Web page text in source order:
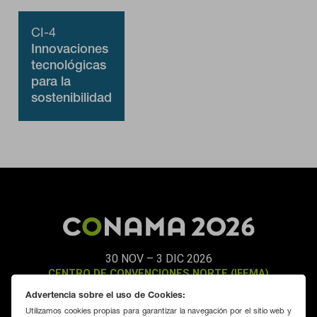
CI-4
Innovaciones
tecnológicas
para la
sostenibilidad
30 NOV – 3 DIC 2026
CENTRO DE CONVENCIONES NORTE (IFEMA)
Advertencia sobre el uso de Cookies:
Utilizamos cookies propias para garantizar la navegación por el sitio web y